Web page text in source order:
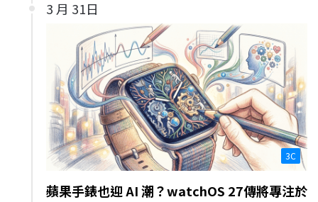
3 月 31日
3C
蘋果手錶也迎 AI 潮？watchOS 27傳將專注於